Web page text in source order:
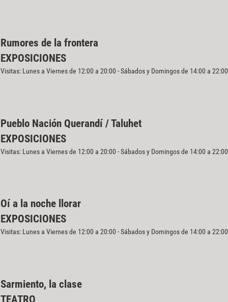
Rumores de la frontera
EXPOSICIONES
Visitas: Lunes a Viernes de 12:00 a 20:00 - Sábados y Domingos de 14:00 a 22:00
Pueblo Nación Querandí / Taluhet
EXPOSICIONES
Visitas: Lunes a Viernes de 12:00 a 20:00 - Sábados y Domingos de 14:00 a 22:00
Oí a la noche llorar
EXPOSICIONES
Visitas: Lunes a Viernes de 12:00 a 20:00 - Sábados y Domingos de 14:00 a 22:00
Sarmiento, la clase
TEATRO